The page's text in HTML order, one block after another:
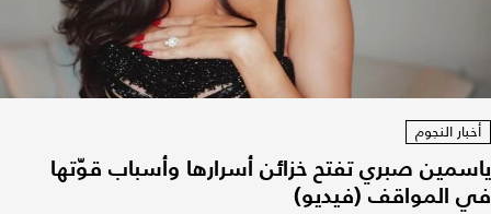
أخبار النجوم
ياسمين صبري تفتح خزائن أسرارها وأسباب قوّتها
في المواقف (فيديو)